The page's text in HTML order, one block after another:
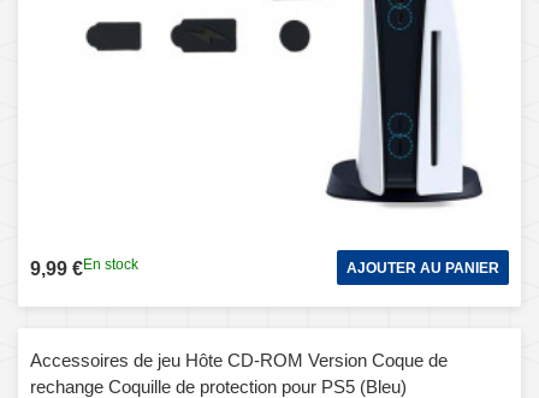
9,99 €En stock AJOUTER AU PANIER
Accessoires de jeu Hôte CD-ROM Version Coque de
rechange Coquille de protection pour PS5 (Bleu)